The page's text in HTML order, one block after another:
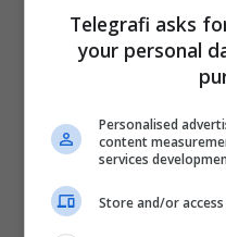
Telegrafi asks
your personal
Personalised
content
services
Store and/or